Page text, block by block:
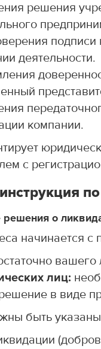
решения
деятельности.
компании.
с
о
начинается
лиц:
в виде
быть